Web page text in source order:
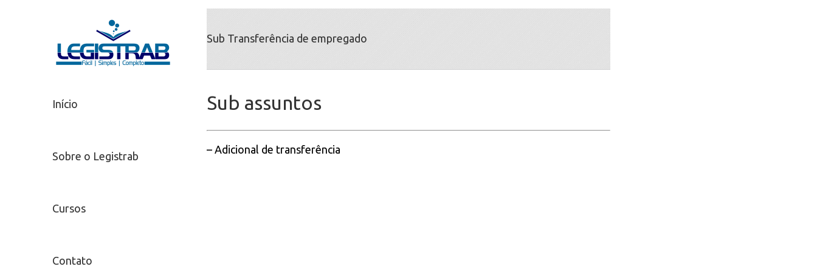
Início
Sobre o Legistrab
Cursos
Contato
Sub Transferência de empregado
Sub assuntos
– Adicional de transferência